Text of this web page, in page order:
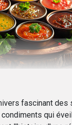
fascinant des
qui